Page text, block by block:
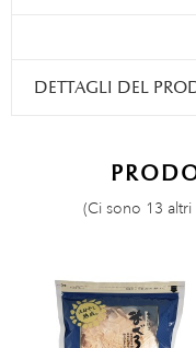
DETTAGLI DEL
(Ci sono 13